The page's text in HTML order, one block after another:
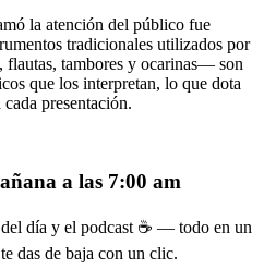
la atención del público fue
tradicionales utilizados por
tambores y ocarinas— son
que los interpretan, lo que dota
presentación.
a las 7:00 am
día y el podcast ☕ — todo en un
das de baja con un clic.